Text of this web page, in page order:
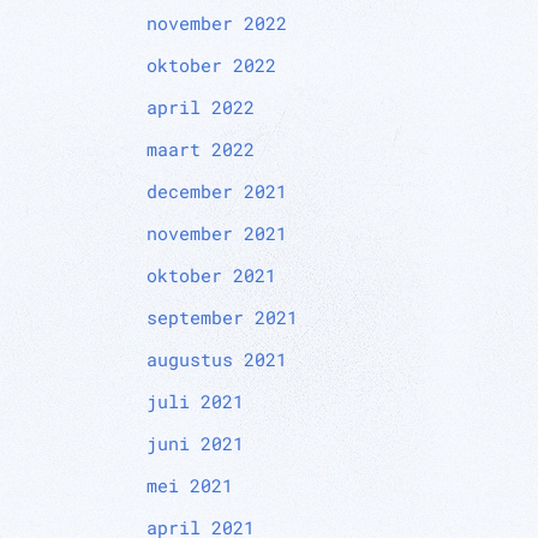
november 2022
oktober 2022
april 2022
maart 2022
december 2021
november 2021
oktober 2021
september 2021
augustus 2021
juli 2021
juni 2021
mei 2021
april 2021